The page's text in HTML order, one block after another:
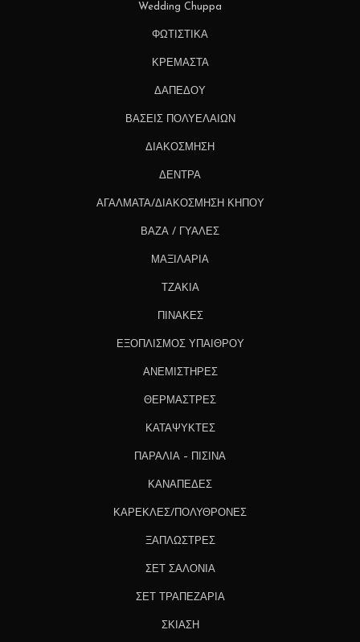
Wedding Chuppa
ΦΩΤΙΣΤΙΚΑ
ΚΡΕΜΑΣΤΑ
ΔΑΠΕΔΟΥ
ΒΑΣΕΙΣ ΠΟΛΥΕΛΑΙΩΝ
ΔΙΑΚΟΣΜΗΣΗ
ΔΕΝΤΡΑ
ΑΓΑΛΜΑΤΑ/ΔΙΑΚΟΣΜΗΣΗ ΚΗΠΟΥ
ΒΑΖΑ / ΓΥΑΛΕΣ
ΜΑΞΙΛΑΡΙΑ
ΤΖΑΚΙΑ
ΠΙΝΑΚΕΣ
ΕΞΟΠΛΙΣΜΟΣ ΥΠΑΙΘΡΟΥ
ΑΝΕΜΙΣΤΗΡΕΣ
ΘΕΡΜΑΣΤΡΕΣ
ΚΑΤΑΨΥΚΤΕΣ
ΠΑΡΑΛΙΑ – ΠΙΣΙΝΑ
ΚΑΝΑΠΕΔΕΣ
ΚΑΡΕΚΛΕΣ/ΠΟΛΥΘΡΟΝΕΣ
ΞΑΠΛΩΣΤΡΕΣ
ΣΕΤ ΣΑΛΟΝΙΑ
ΣΕΤ ΤΡΑΠΕΖΑΡΙΑ
ΣΚΙΑΣΗ